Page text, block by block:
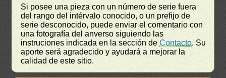
Si posee una pieza con un número de serie fuera
del rango del intérvalo conocido, o un prefijo de
serie desconocido, puede enviar el comentario con
una fotografía del anverso siguiendo las
instruciones indicada en la sección deContacto. Su
aporte será agradecido y ayudará a mejorar la
calidad de este sitio.